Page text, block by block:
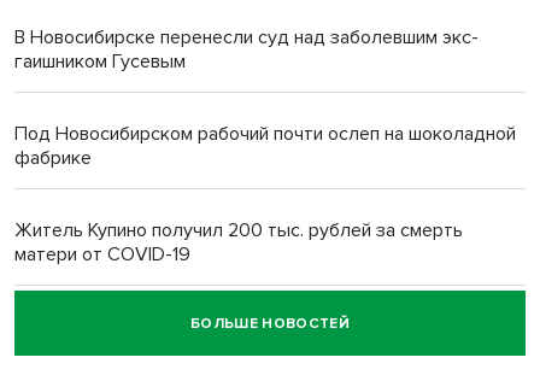
В Новосибирске перенесли суд над заболевшим экс-
гаишником Гусевым
Под Новосибирском рабочий почти ослеп на шоколадной
фабрике
Житель Купино получил 200 тыс. рублей за смерть
матери от COVID-19
Новосибирский суд наказал водителя за смерть
пенсионерки на вокзале
БОЛЬШЕ НОВОСТЕЙ